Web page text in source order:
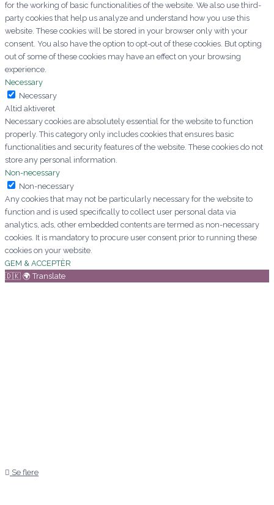
for the working of basic functionalities of the website. We also use third-
party cookies that help us analyze and understand how you use this
website. These cookies will be stored in your browser only with your
consent. You also have the option to opt-out of these cookies. But opting
out of some of these cookies may have an effect on your browsing
experience.
Necessary
Necessary
Altid aktiveret
Necessary cookies are absolutely essential for the website to function
properly. This category only includes cookies that ensures basic
functionalities and security features of the website. These cookies do not
store any personal information.
Non-necessary
Non-necessary
Any cookies that may not be particularly necessary for the website to
function and is used specifically to collect user personal data via
analytics, ads, other embedded contents are termed as non-necessary
cookies. It is mandatory to procure user consent prior to running these
cookies on your website.
GEM & ACCEPTÈR
🇩🇰 🌍 Translate
Se flere